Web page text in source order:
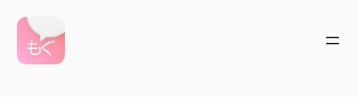
内
を